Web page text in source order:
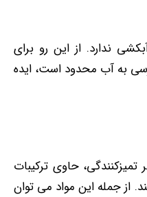
ندارد. از این رو برای
به آب محدود است، ایده
تمیزکنندگی، حاوی ترکیبات
از جمله این مواد می توان